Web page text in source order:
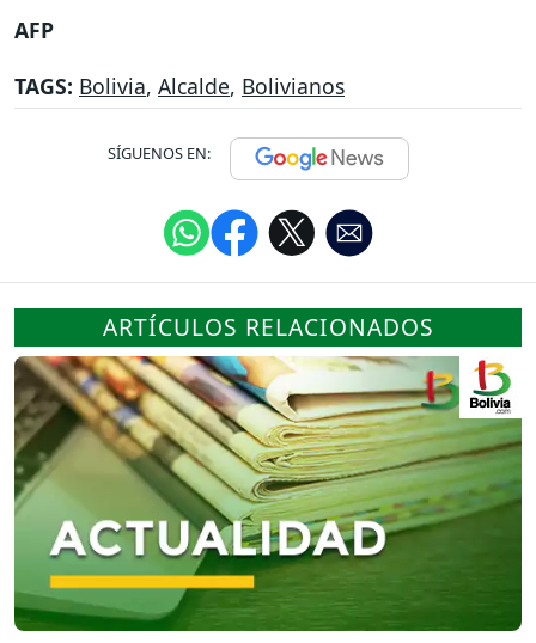
AFP
TAGS: Bolivia, Alcalde, Bolivianos
SÍGUENOS EN:
ARTÍCULOS RELACIONADOS